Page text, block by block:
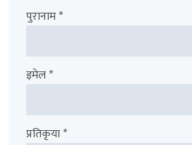
पुरानाम *
इमेल *
प्रतिकृया *